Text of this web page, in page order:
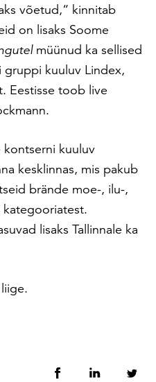
võetud,“ kinnitab
on lisaks Soome
müünud ka sellised
gruppi kuuluv Lindex,
Eestisse toob live
kontserni kuuluv
kesklinnas, mis pakub
brände moe-, ilu-,
lisaks Tallinnale ka